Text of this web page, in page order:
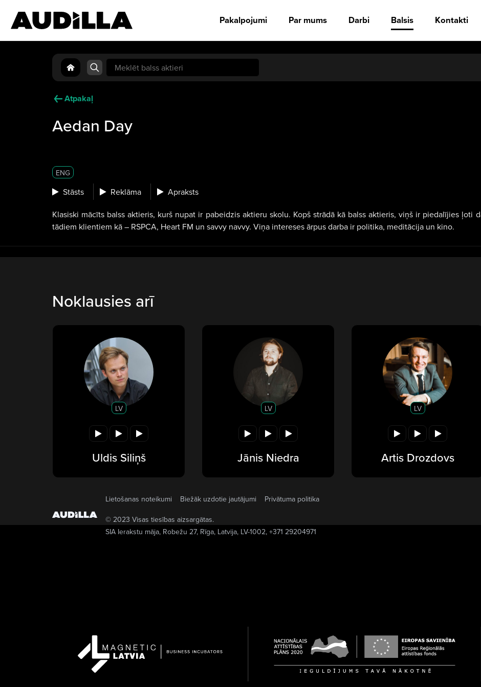
Pakalpojumi Par mums Darbi Balsis Kontakti
Search
for:
Atpakaļ
Aedan Day
ENG
Stāsts Reklāma Apraksts
Klasiski mācīts balss aktieris, kurš nupat ir pabeidzis aktieru skolu. Kopš strādā kā balss aktieris, viņš ir piedalījies ļoti
tādiem klientiem kā – RSPCA, Heart FM un savvy navvy. Viņa intereses ārpus darba ir politika, meditācija un kino.
Noklausies arī
LV
Uldis Siliņš
LV
Jānis Niedra
LV
Artis Drozdovs
Lietošanas noteikumi Biežāk uzdotie jautājumi
Privātuma politika
© 2023 Visas tiesības aizsargātas.
SIA Ierakstu māja, Robežu 27, Rīga, Latvija, LV-1002, +371 29204971